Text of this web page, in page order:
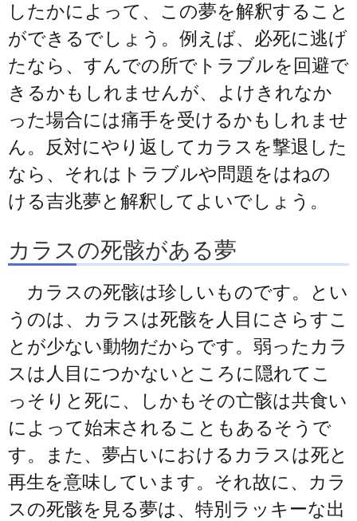
したかによって、この夢を解釈すること
ができるでしょう。例えば、必死に逃げ
たなら、すんでの所でトラブルを回避で
きるかもしれませんが、よけきれなか
った場合には痛手を受けるかもしれませ
ん。反対にやり返してカラスを撃退した
なら、それはトラブルや問題をはねの
ける吉兆夢と解釈してよいでしょう。
カラスの死骸がある夢
カラスの死骸は珍しいものです。とい
うのは、カラスは死骸を人目にさらすこ
とが少ない動物だからです。弱ったカラ
スは人目につかないところに隠れてこ
っそりと死に、しかもその亡骸は共食い
によって始末されることもあるそうで
す。また、夢占いにおけるカラスは死と
再生を意味しています。それ故に、カラ
スの死骸を見る夢は、特別ラッキーな出